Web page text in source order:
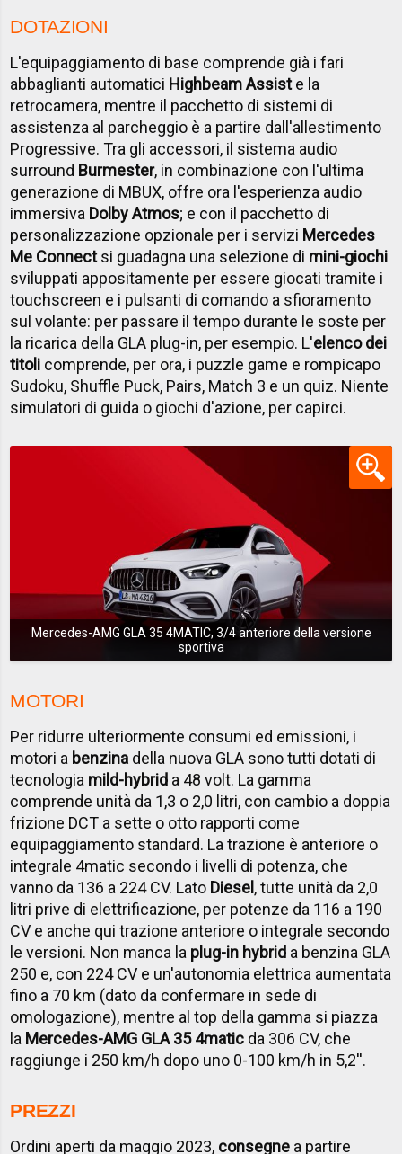
DOTAZIONI
L'equipaggiamento di base comprende già i fari
abbaglianti automatici Highbeam Assiste la
retrocamera, mentre il pacchetto di sistemi di
assistenza al parcheggio è a partire dall'allestimento
Progressive. Tra gli accessori, il sistema audio
surround Burmester, in combinazione con l'ultima
generazione di MBUX, offre ora l'esperienza audio
immersiva Dolby Atmos; e con il pacchetto di
personalizzazione opzionale per i servizi Mercedes
Me Connectsi guadagna una selezione di mini-giochi
sviluppati appositamente per essere giocati tramite i
touchscreen e i pulsanti di comando a sfioramento
sul volante: per passare il tempo durante le soste per
la ricarica della GLA plug-in, per esempio. L'elenco dei
titoli comprende, per ora, i puzzle game e rompicapo
Sudoku, Shuffle Puck, Pairs, Match 3 e un quiz. Niente
simulatori di guida o giochi d'azione, per capirci.
Mercedes-AMG GLA 35 4MATIC, 3/4 anteriore della versione
sportiva
MOTORI
Per ridurre ulteriormente consumi ed emissioni, i
motori a benzina della nuova GLA sono tutti dotati di
tecnologia mild-hybrid a 48 volt. La gamma
comprende unità da 1,3 o 2,0 litri, con cambio a doppia
frizione DCT a sette o otto rapporti come
equipaggiamento standard. La trazione è anteriore o
integrale 4matic secondo i livelli di potenza, che
vanno da 136 a 224 CV. Lato Diesel, tutte unità da 2,0
litri prive di elettrificazione, per potenze da 116 a 190
CV e anche qui trazione anteriore o integrale secondo
le versioni. Non manca la plug-in hybrid a benzina GLA
250 e, con 224 CV e un'autonomia elettrica aumentata
fino a 70 km (dato da confermare in sede di
omologazione), mentre al top della gamma si piazza
la Mercedes-AMG GLA 35 4matic da 306 CV, che
raggiunge i 250 km/h dopo uno 0-100 km/h in 5,2''.
PREZZI
Ordini aperti da maggio 2023, consegne a partire